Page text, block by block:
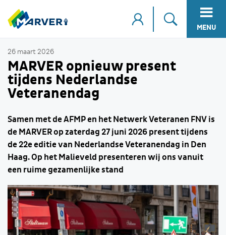
MENU
26 maart 2026
MARVER opnieuw present
tijdens Nederlandse
Veteranendag
Samen met de AFMP en het Netwerk Veteranen FNV is
de MARVER op zaterdag 27 juni 2026 present tijdens
de 22e editie van Nederlandse Veteranendag in Den
Haag. Op het Malieveld presenteren wij ons vanuit
een ruime gezamenlijke stand